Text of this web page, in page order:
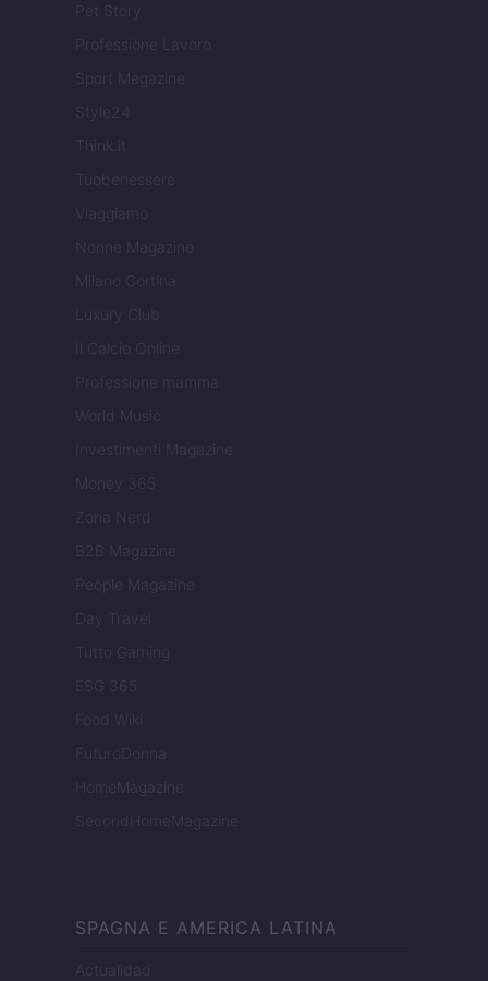
Pet Story
Professione Lavoro
Sport Magazine
Style24
Think.it
Tuobenessere
Viaggiamo
Nonne Magazine
Milano Cortina
Luxury Club
Il Calcio Online
Professione mamma
World Music
Investimenti Magazine
Money 365
Zona Nerd
B2B Magazine
People Magazine
Day Travel
Tutto Gaming
ESG 365
Food Wiki
FuturoDonna
HomeMagazine
SecondHomeMagazine
SPAGNA E AMERICA LATINA
Actualidad